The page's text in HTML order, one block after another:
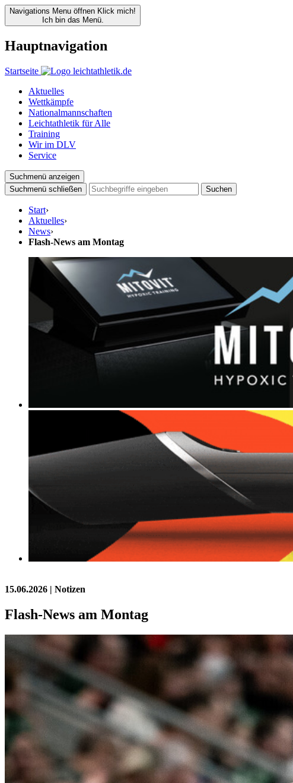
Navigations Menu öffnen Klick mich!
Ich bin das Menü.
Hauptnavigation
Startseite
Aktuelles
Wettkämpfe
Nationalmannschaften
Leichtathletik für Alle
Training
Wir im DLV
Service
Suchmenü anzeigen
Suchmenü schließen
Suchen
Start›
Aktuelles›
News›
Flash-News am Montag
15.06.2026 | Notizen
Flash-News am Montag